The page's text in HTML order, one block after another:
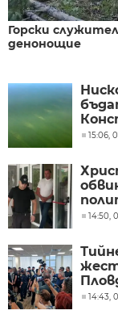
Горски
денонощие
15:06,
14:50,
14:43,